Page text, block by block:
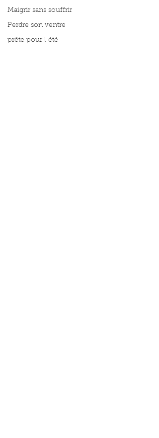
Maigrir sans souffrir
Perdre son ventre
prête pour l été